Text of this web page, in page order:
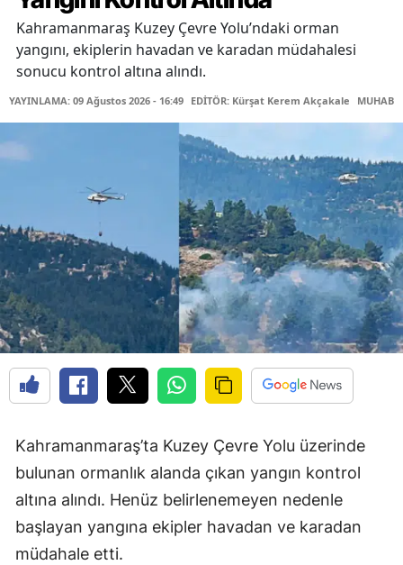
Kahramanmaraş Kuzey Çevre Yolu’ndaki orman
yangını, ekiplerin havadan ve karadan müdahalesi
sonucu kontrol altına alındı.
YAYINLAMA: 09 Ağustos 2026 - 16:49 EDİTÖR: Kürşat Kerem Akçakale
Kahramanmaraş’ta Kuzey Çevre Yolu üzerinde
bulunan ormanlık alanda çıkan yangın kontrol
altına alındı. Henüz belirlenemeyen nedenle
başlayan yangına ekipler havadan ve karadan
müdahale etti.